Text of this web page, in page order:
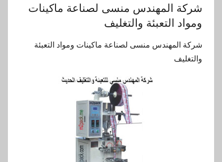
شركة المهندس منسى لصناعة ماكينات
ومواد التعبئة والتغليف
شركة المهندس منسى لصناعة ماكينات ومواد التعبئة
والتغليف